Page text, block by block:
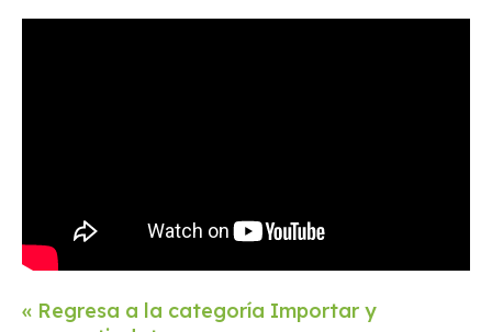
« Regresa a la categoría Importar y